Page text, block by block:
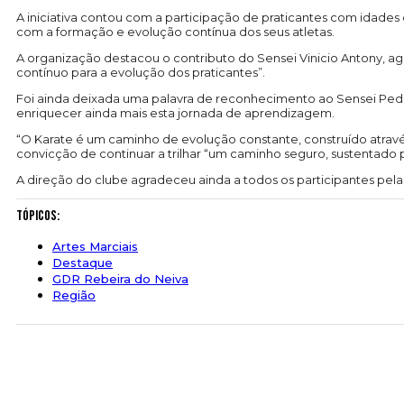
A iniciativa contou com a participação de praticantes com
com a formação e evolução contínua dos seus atletas.
A organização destacou o contributo do Sensei Vinicio Antony,
contínuo para a evolução dos praticantes”.
Foi ainda deixada uma palavra de reconhecimento ao Sensei
enriquecer ainda mais esta jornada de aprendizagem.
“O Karate é um caminho de evolução constante, construído
convicção de continuar a trilhar “um caminho seguro,
A direção do clube agradeceu ainda a todos os participantes
Tópicos:
Artes Marciais
Destaque
GDR Rebeira do Neiva
Região